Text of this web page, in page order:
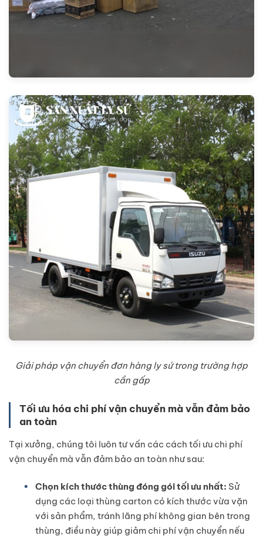
Giải pháp vận chuyển đơn hàng ly sứ trong trường hợp
cần gấp
Tối ưu hóa chi phí vận chuyển mà vẫn đảm bảo
an toàn
Tại xưởng, chúng tôi luôn tư vấn các cách tối ưu chi phí
vận chuyển mà vẫn đảm bảo an toàn như sau:
Chọn kích thước thùng đóng gói tối ưu nhất: Sử
dụng các loại thùng carton có kích thước vừa vặn
với sản phẩm, tránh lãng phí không gian bên trong
thùng, điều này giúp giảm chi phí vận chuyển nếu